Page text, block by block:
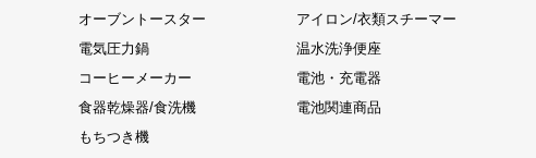
オーブントースター
電気圧力鍋
コーヒーメーカー
食器乾燥器/食洗機
もちつき機
アイロン/衣類スチーマー
温水洗浄便座
電池・充電器
電池関連商品